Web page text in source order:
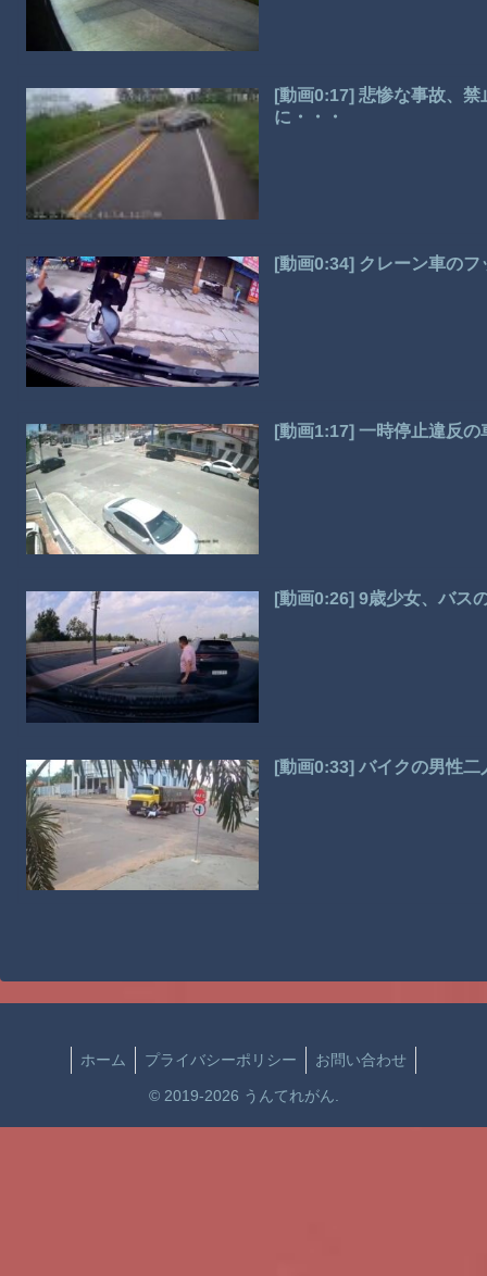
[動画0:17] 悲惨な事故、
に・・・
[動画0:34] クレーン車の
[動画1:17] 一時停止違反
[動画0:26] 9歳少女、バス
[動画0:33] バイクの男性
ホーム プライバシーポリシー お問い合わせ
© 2019-2026 うんてれがん.